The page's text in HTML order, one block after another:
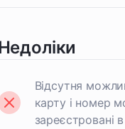
Відсутня
карту і номер
зареєстровані